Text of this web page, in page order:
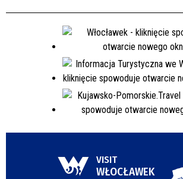
VISIT
WŁOCŁAWEK